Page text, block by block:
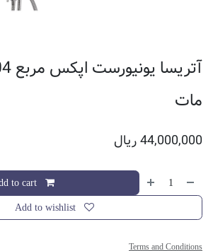
مات
44,000,000ریال
Add to cart
Add to wishlist
Terms and Conditions